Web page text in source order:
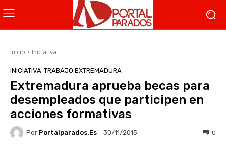
Inicio Iniciativa
INICIATIVA TRABAJO EXTREMADURA
Extremadura aprueba becas para
desempleados que participen en
acciones formativas
Por Portalparados.es 30/11/2015 0